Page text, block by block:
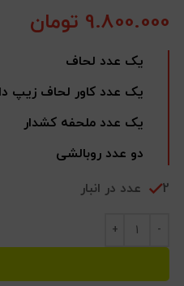
9.800.000 تومان
یک عدد لحاف
یک عدد کاور لحاف زیپ
یک عدد ملحفه کشدار
دو عدد روبالشی
2 عدد در انبار